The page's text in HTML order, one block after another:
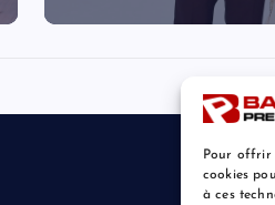
Pour offrir
cookies
à ces